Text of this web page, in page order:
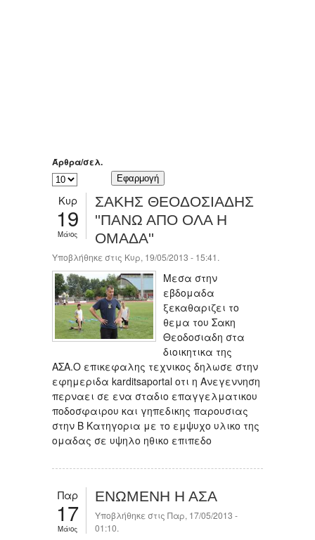
Άρθρα/σελ.
Κυρ
19
Μάιος
ΣΑΚΗΣ ΘΕΟΔΟΣΙΑΔΗΣ
''ΠΑΝΩ ΑΠΟ ΟΛΑ Η
ΟΜΑΔΑ''
Υποβλήθηκε στις Κυρ, 19/05/2013 - 15:41.
Μεσα στην
εβδομαδα
ξεκαθαριζει το
θεμα του Σακη
Θεοδοσιαδη στα
διοικητικα της
ΑΣΑ.Ο επικεφαλης τεχνικος δηλωσε στην
εφημεριδα karditsaportal οτι η Ανεγεννηση
περναει σε ενα σταδιο επαγγελματικου
ποδοσφαιρου και γηπεδικης παρουσιας
στην Β Κατηγορια με το εμψυχο υλικο της
ομαδας σε υψηλο ηθικο επιπεδο
Παρ
17
Μάιος
ΕΝΩΜΕΝΗ Η ΑΣΑ
Υποβλήθηκε στις Παρ, 17/05/2013 -
01:10.